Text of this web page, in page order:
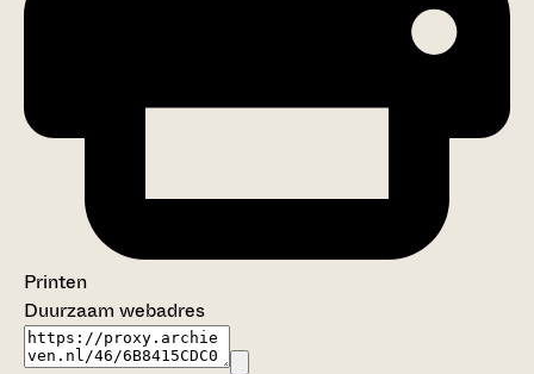
Printen
Duurzaam webadres